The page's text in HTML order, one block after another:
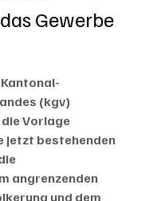
Gewerbe
(kgv)
Vorlage
jetzt bestehenden
angrenzenden
und dem